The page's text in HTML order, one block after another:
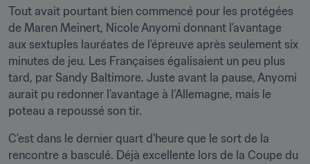
Tout avait pourtant bien commencé pour les protégées
de Maren Meinert, Nicole Anyomi donnant l’avantage
aux sextuples lauréates de l’épreuve après seulement six
minutes de jeu. Les Françaises égalisaient un peu plus
tard, par Sandy Baltimore. Juste avant la pause, Anyomi
aurait pu redonner l’avantage à l’Allemagne, mais le
poteau a repoussé son tir.
C’est dans le dernier quart d’heure que le sort de la
rencontre a basculé. Déjà excellente lors de la Coupe du